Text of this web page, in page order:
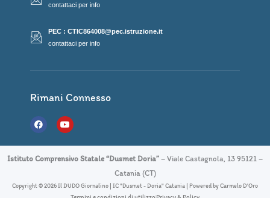
contattaci per info
PEC : CTIC864008@pec.istruzione.it
contattaci per info
Rimani Connesso
F
a
c
e
b
o
Y
o
u
t
b
Istituto Comprensivo Statale “Dusmet Doria” – Viale Castagnola, 13 95121 –
Catania (CT)
Copyright © 2026 Il DUDO Giornalino | IC "Dusmet - Doria" Catania | Powered by Carmelo D'Oro